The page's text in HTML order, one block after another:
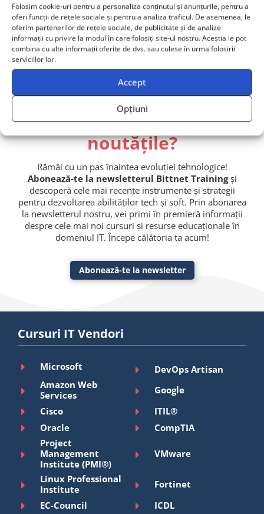
Folosim cookie-uri pentru a personaliza conținutul și anunțurile, pentru a
oferi funcții de rețele sociale și pentru a analiza traficul. De asemenea, le
oferim partenerilor de rețele sociale, de publicitate și de analize
informații cu privire la modul în care folosiți site-ul nostru. Aceștia le pot
combina cu alte informații oferite de dvs. sau culese în urma folosirii
serviciilor lor.
Accept
Opțiuni
Contactează-ne
Echipă de 2+ persoane? Primești ofertă dedicată!
Vrei să fii la curent cu
noutățile?
Rămâi cu un pas înaintea evoluției tehnologice!
Abonează-te la newsletterul Bittnet Trainingși
descoperă cele mai recente instrumente și strategii
pentru dezvoltarea abilităților tech și soft. Prin abonarea
la newsletterul nostru, vei primi în premieră informații
despre cele mai noi cursuri și resurse educaționale în
domeniul IT. Începe călătoria ta acum!
Abonează-te la newsletter
Cursuri IT Vendori
Microsoft
DevOps Artisan
Amazon Web
Services
Google
Cisco
ITIL®
Oracle
CompTIA
Project
Management
Institute (PMI®)
VMware
Linux Professional
Institute
Fortinet
EC-Council
ICDL